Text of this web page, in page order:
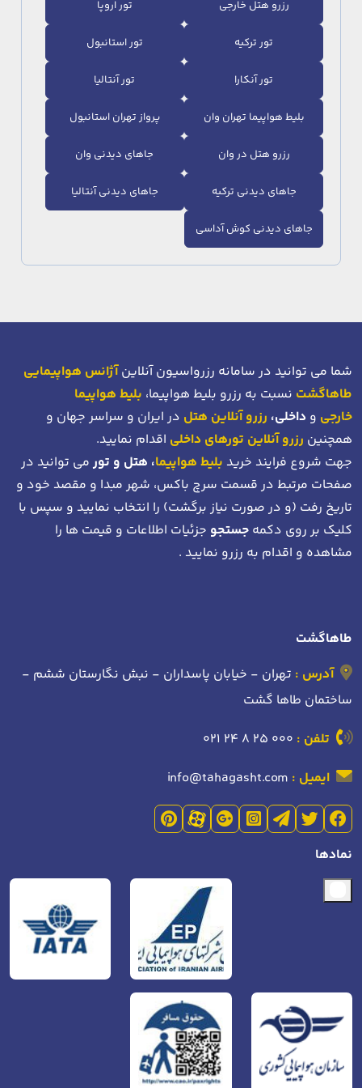
رزرو هتل خارجی تور اروپا
تور ترکیه تور استانبول
تور آنکارا تور آنتالیا
بلیط هواپیما تهران وان پرواز تهران استانبول
رزرو هتل در وان جاهای دیدنی وان
جاهای دیدنی ترکیه جاهای دیدنی آنتالیا
جاهای دیدنی کوش آداسی
شما می توانید در سامانه رزرواسیون آنلاینآژانس هواپیمایی
طاهاگشت نسبت به رزرو بلیط هواپیما، بلیط هواپیما
خارجی و داخلی، رزرو آنلاین هتل در ایران و سراسر جهان و
همچنین رزرو آنلاین تورهای داخلی اقدام نمایید.
جهت شروع فرایند خرید بلیط هواپیما، هتل و تورمی توانید در
صفحات مرتبط در قسمت سرچ باکس، شهر مبدا و مقصد خود و
تاریخ رفت (و در صورت نیاز برگشت) را انتخاب نمایید و سپس با
کلیک بر روی دکمه جستجو جزئیات اطلاعات و قیمت ها را
مشاهده و اقدام به رزرو نمایید .
طاهاگشت
آدرس : تهران - خیابان پاسداران - نبش نگارستان ششم -
ساختمان طاها گشت
تلفن : 021 24 8 25 000
ایمیل : info@tahagasht.com
نمادها